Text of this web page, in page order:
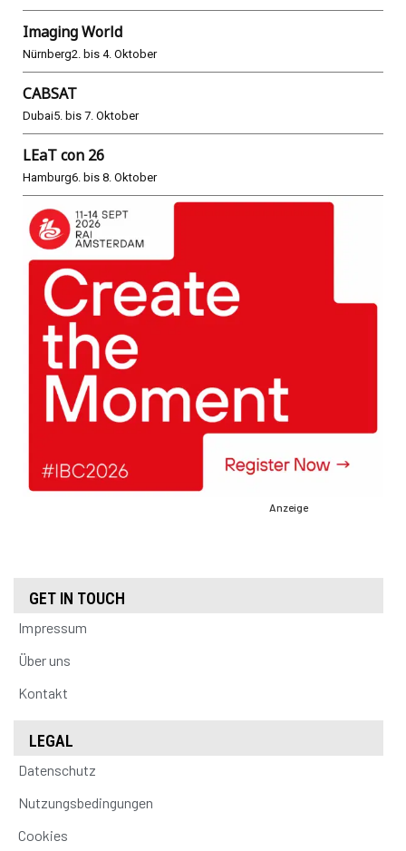
Imaging World
Nürnberg2. bis 4. Oktober
CABSAT
Dubai5. bis 7. Oktober
LEaT con 26
Hamburg6. bis 8. Oktober
Anzeige
GET IN TOUCH
Impressum
Über uns
Kontakt
LEGAL
Datenschutz
Nutzungsbedingungen
Cookies